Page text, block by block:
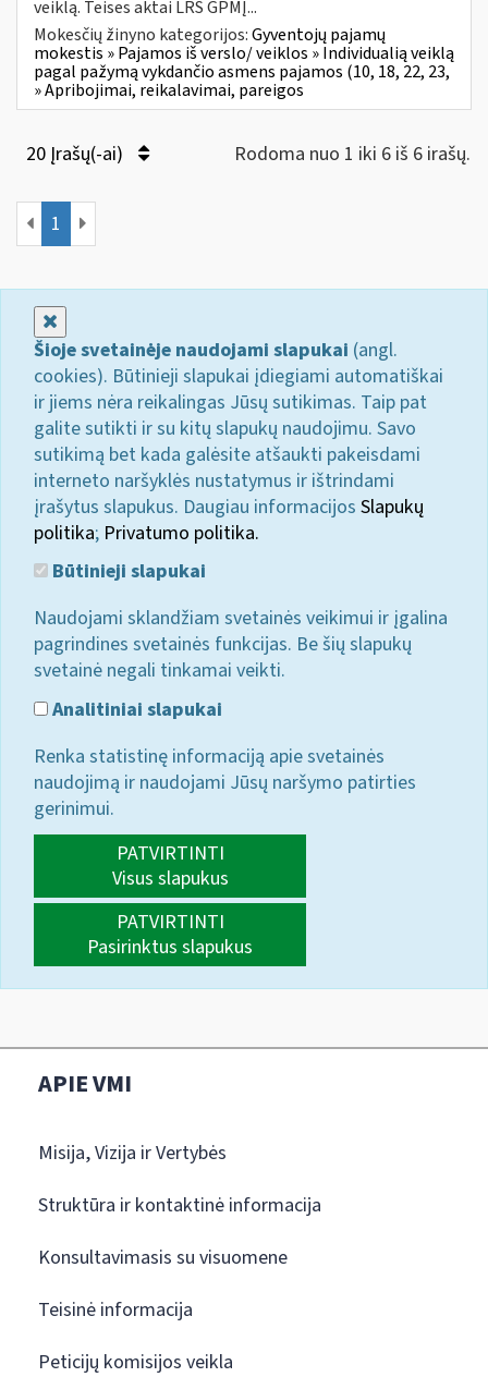
veiklą. Teises aktai LRS GPMĮ...
Mokesčių žinyno kategorijos:Gyventojų pajamų
mokestis » Pajamos iš verslo/ veiklos » Individualią veiklą
pagal pažymą vykdančio asmens pajamos (10, 18, 22, 23,
» Apribojimai, reikalavimai, pareigos
20 Įrašų(-ai) Rodoma nuo 1 iki 6 iš 6 irašų.
1
Šioje svetainėje naudojami slapukai (angl.
cookies). Būtinieji slapukai įdiegiami automatiškai
ir jiems nėra reikalingas Jūsų sutikimas. Taip pat
galite sutikti ir su kitų slapukų naudojimu. Savo
sutikimą bet kada galėsite atšaukti pakeisdami
interneto naršyklės nustatymus ir ištrindami
įrašytus slapukus. Daugiau informacijos Slapukų
politika; Privatumo politika.
Būtinieji slapukai
Naudojami sklandžiam svetainės veikimui ir įgalina
pagrindines svetainės funkcijas. Be šių slapukų
svetainė negali tinkamai veikti.
Analitiniai slapukai
Renka statistinę informaciją apie svetainės
naudojimą ir naudojami Jūsų naršymo patirties
gerinimui.
PATVIRTINTI
Visus slapukus
PATVIRTINTI
Pasirinktus slapukus
APIE VMI
Misija, Vizija ir Vertybės
Struktūra ir kontaktinė informacija
Konsultavimasis su visuomene
Teisinė informacija
Peticijų komisijos veikla